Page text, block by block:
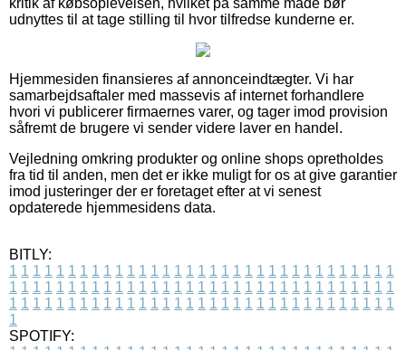
udnyttes til at tage stilling til hvor tilfredse kunderne er.
Hjemmesiden finansieres af annonceindtægter. Vi har
samarbejdsaftaler med massevis af internet forhandlere
hvori vi publicerer firmaernes varer, og tager imod provision
såfremt de brugere vi sender videre laver en handel.
Vejledning omkring produkter og online shops opretholdes
fra tid til anden, men det er ikke muligt for os at give garantier
imod justeringer der er foretaget efter at vi senest
opdaterede hjemmesidens data.
BITLY:
1 1 1 1 1 1 1 1 1 1 1 1 1 1 1 1 1 1 1 1 1 1 1 1 1 1 1 1 1 1 1 1 1
1 1 1 1 1 1 1 1 1 1 1 1 1 1 1 1 1 1 1 1 1 1 1 1 1 1 1 1 1 1 1 1 1
1 1 1 1 1 1 1 1 1 1 1 1 1 1 1 1 1 1 1 1 1 1 1 1 1 1 1 1 1 1 1 1 1
1
SPOTIFY: